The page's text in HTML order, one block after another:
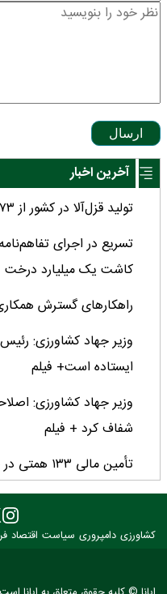
ارسال
آخرین اخبار
تولید قزل‌آلا در کشور از ۲۷۳ هزار تن عبور کرد
تسریع در اجرای
کاشت یک میلیارد درخت
راهکارهای گسترش
وزیر جهاد کشاورزی:
ایستاده است+ فیلم
وزیر جهاد کشاورزی:
شفاف کرد + فیلم
تأمین
هدفمند بانک کشاورزی
فراخوان بین‌المللی فائو
۳ عضو کمیسیون
کشاورزی دامپروری سیاست اقتصاد